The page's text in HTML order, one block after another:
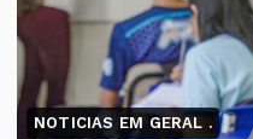
NOTICIAS EM GERAL .